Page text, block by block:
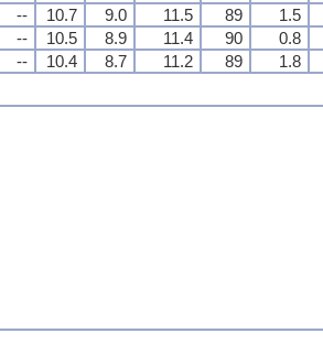
-- 10.7 9.0 11.5 89 1.5
-- 10.5 8.9 11.4 90 0.8
-- 10.4 8.7 11.2 89 1.8